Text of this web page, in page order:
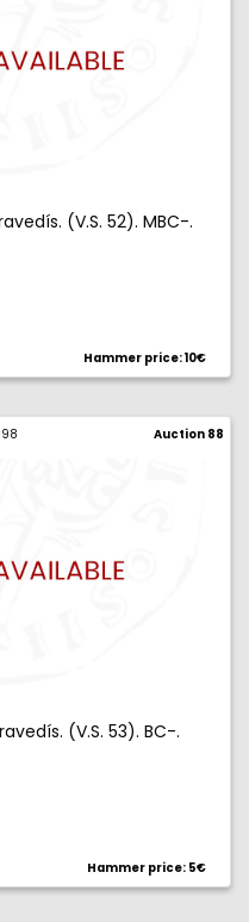
(V.S. 52). MBC-.
Hammer price: 10€
Auction 88
(V.S. 53). BC-.
Hammer price: 5€